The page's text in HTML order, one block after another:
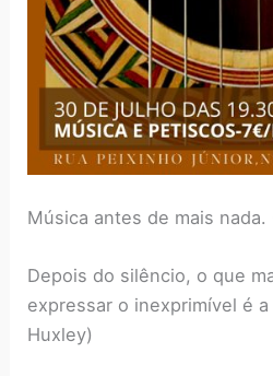
Música antes de mais nada.
Depois do silêncio, o que
expressar o inexprimível é
Huxley)